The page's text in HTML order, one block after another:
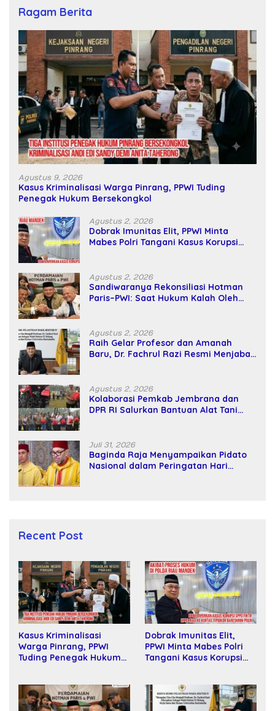
Ragam Berita
Agustus 9, 2026
Kasus Kriminalisasi Warga Pinrang, PPWI Tuding
Penegak Hukum Bersekongkol
Agustus 2, 2026
Dobrak Imunitas Elit, PPWI Minta
Mabes Polri Tangani Kasus Korupsi
Agustus 2, 2026
Sandiwaranya Rekonsiliasi Hotman
Paris–PWI: Saat Hukum Kalah Oleh
Agustus 2, 2026
Raih Gelar Profesor dan Amanah
Baru, Dr. Fachrul Razi Resmi Menjabat
Agustus 2, 2026
Kolaborasi Pemkab Jembrana dan
DPR RI Salurkan Bantuan Alat Tani
Juli 31, 2026
Baginda Raja Menyampaikan Pidato
Nasional dalam Peringatan Hari
Recent Post
Kasus Kriminalisasi
Warga Pinrang, PPWI
Tuding Penegak Hukum
Dobrak Imunitas Elit,
PPWI Minta Mabes Polri
Tangani Kasus Korupsi